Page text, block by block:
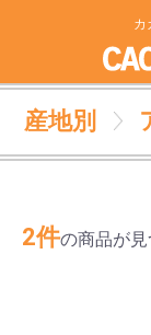
カ
産地別
2件の商品が